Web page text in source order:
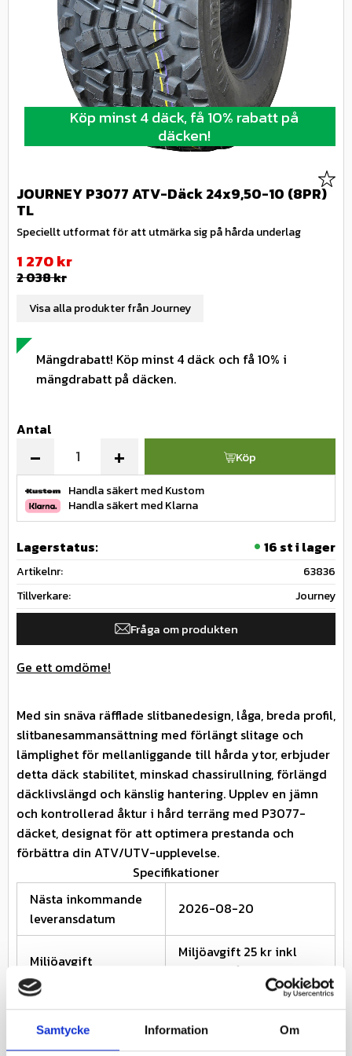
Samtycke Information Om
Köp minst 4 däck, få 10% rabatt på
däcken!
JOURNEY P3077 ATV-Däck 24x9,50-10 (8PR)
TL
Speciellt utformat för att utmärka sig på hårda underlag
Mängdrabatt! Köp minst 4 däck och få 10% i
mängdrabatt på däcken.
Nedsatt pris:
1 270kr
Ordinarie pris:
2 038kr
Antal
+
- Köp
Handla säkert med Kustom
Handla säkert med Klarna
Lagerstatus 16 st i lager
Artikelnr
63836
Tillverkare
Journey
Fråga om produkten
Visa alla produkter från Journey
Ge ett omdöme!
Med sin snäva räfflade slitbanedesign, låga, breda profil,
slitbanesammansättning med förlängt slitage och
lämplighet för mellanliggande till hårda ytor, erbjuder
detta däck stabilitet, minskad chassirullning, förlängd
däcklivslängd och känslig hantering. Upplev en jämn
och kontrollerad åktur i hård terräng med P3077-
däcket, designat för att optimera prestanda och
förbättra din ATV/UTV-upplevelse.
Specifikationer
Nästa inkommande
leveransdatum
2026-08-20
Miljöavgift
Miljöavgift 25 kr inkl
moms ingår i priset
Fabrikat
Journey
Nettovikt kg
9.68